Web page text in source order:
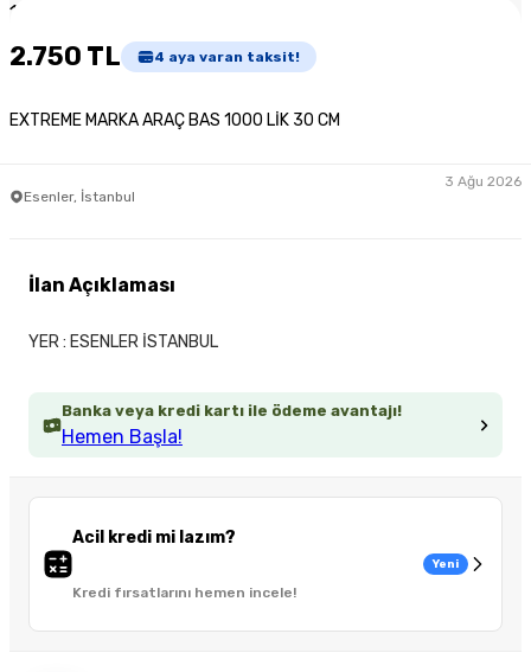
1
2.750 TL 4 aya varan taksit!
EXTREME MARKA ARAÇ BAS 1000 LİK 30 CM
Esenler, İstanbul
3 Ağu 2026
Banka veya kredi kartı ile ödeme avantajı!
Hemen Başla!
Acil kredi mi lazım?
Kredi fırsatlarını hemen incele!
Yeni
İlan Açıklaması
YER : ESENLER İSTANBUL